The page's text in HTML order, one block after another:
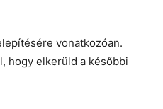
vonatkozóan.
hogy elkerüld a későbbi